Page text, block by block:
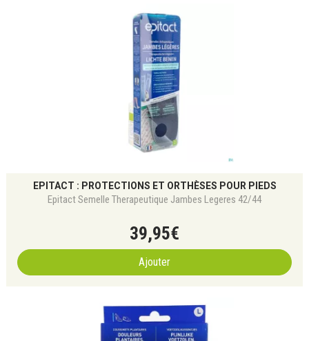
EPITACT : PROTECTIONS ET ORTHÈSES POUR PIEDS
Epitact Semelle Therapeutique Jambes Legeres 42/44
39,95€
Ajouter